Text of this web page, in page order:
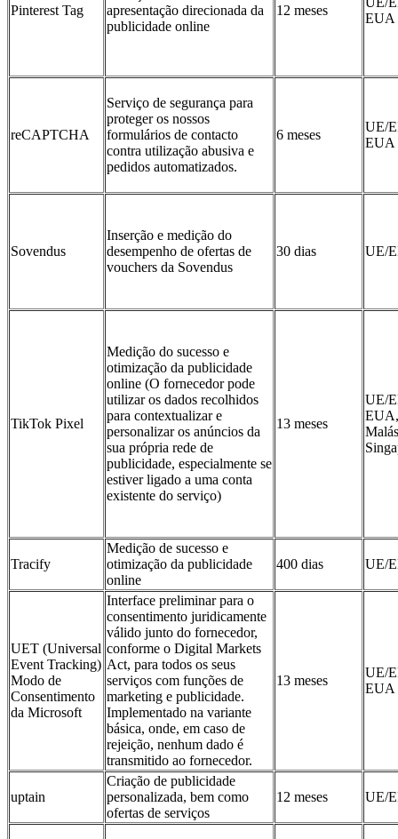
Pinterest Tag
apresentação direcionada da
publicidade online
12 meses
EUA
reCAPTCHA
Serviço de segurança para
proteger os nossos
formulários de contacto
contra utilização abusiva e
pedidos automatizados.
6 meses
UE/
EUA
Sovendus
Inserção e medição do
desempenho de ofertas de
vouchers da Sovendus
30 dias UE/
TikTok Pixel
Medição do sucesso e
otimização da publicidade
online (O fornecedor pode
utilizar os dados recolhidos
para contextualizar e
personalizar os anúncios da
sua própria rede de
publicidade, especialmente se
estiver ligado a uma conta
existente do serviço)
13 meses
UE/
EUA,
Tracify
Medição de sucesso e
otimização da publicidade
online
400 dias UE/
UET (Universal
Event Tracking)
Modo de
Consentimento
da Microsoft
Interface preliminar para o
consentimento juridicamente
válido junto do fornecedor,
conforme o Digital Markets
Act, para todos os seus
serviços com funções de
marketing e publicidade.
Implementado na variante
básica, onde, em caso de
rejeição, nenhum dado é
transmitido ao fornecedor.
13 meses
UE/
EUA
uptain
Criação de publicidade
personalizada, bem como
ofertas de serviços
12 meses UE/